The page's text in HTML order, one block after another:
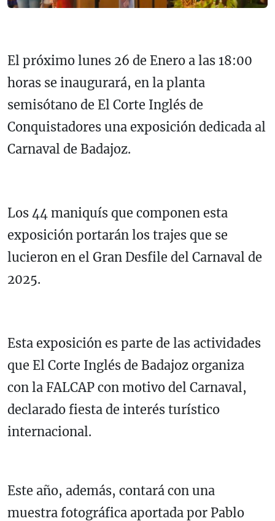
El próximo lunes 26 de Enero a las 18:00
horas se inaugurará, en la planta
semisótano de El Corte Inglés de
Conquistadores una exposición dedicada al
Carnaval de Badajoz.
Los 44 maniquís que componen esta
exposición portarán los trajes que se
lucieron en el Gran Desfile del Carnaval de
2025.
Esta exposición es parte de las actividades
que El Corte Inglés de Badajoz organiza
con la FALCAP con motivo del Carnaval,
declarado fiesta de interés turístico
internacional.
Este año, además, contará con una
muestra fotográfica aportada por Pablo